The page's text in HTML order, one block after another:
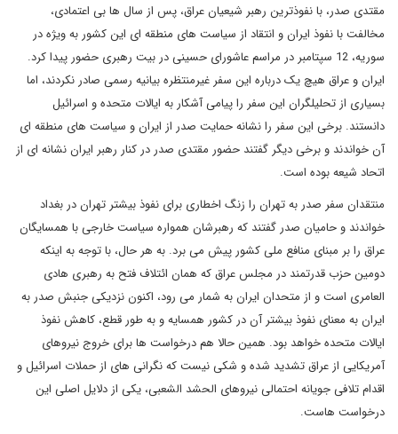
مقتدی صدر، با نفوذترین رهبر شیعیان عراق، پس از سال ها بی اعتمادی،
مخالفت با نفوذ ایران و انتقاد از سیاست های منطقه ای این کشور به ویژه در
سوریه، 12 سپتامبر در مراسم عاشورای حسینی در بیت رهبری حضور پیدا کرد.
ایران و عراق هیچ یک درباره این سفر غیرمنتظره بیانیه رسمی صادر نکردند، اما
بسیاری از تحلیلگران این سفر را پیامی آشکار به ایالات متحده و اسرائیل
دانستند. برخی این سفر را نشانه حمایت صدر از ایران و سیاست های منطقه ای
آن خواندند و برخی دیگر گفتند حضور مقتدی صدر در کنار رهبر ایران نشانه ای از
اتحاد شیعه بوده است.
منتقدان سفر صدر به تهران را زنگ اخطاری برای نفوذ بیشتر تهران در بغداد
خواندند و حامیان صدر گفتند که رهبرشان همواره سیاست خارجی با همسایگان
عراق را بر مبنای منافع ملی کشور پیش می برد. به هر حال، با توجه به اینکه
دومین حزب قدرتمند در مجلس عراق که همان ائتلاف فتح به رهبری هادی
العامری است و از متحدان ایران به شمار می رود، اکنون نزدیکی جنبش صدر به
ایران به معنای نفوذ بیشتر آن در کشور همسایه و به طور قطع، کاهش نفوذ
ایالات متحده خواهد بود. همین حالا هم درخواست ها برای خروج نیروهای
آمریکایی از عراق تشدید شده و شکی نیست که نگرانی های از حملات اسرائیل و
اقدام تلافی جویانه احتمالی نیروهای الحشد الشعبی، یکی از دلایل اصلی این
درخواست هاست.